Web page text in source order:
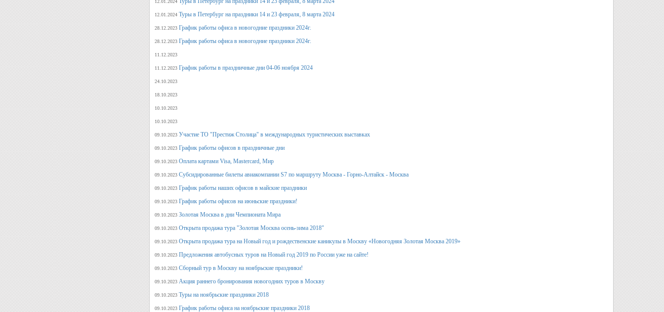
12.01.2024
12.01.2024 Туры в Петербург на праздники 14 и 23 февраля, 8 марта 2024
28.12.2023 График работы офиса в новогодние праздники 2024г.
28.12.2023 График работы офиса в новогодние праздники 2024г.
11.12.2023
11.12.2023 График работы в праздничные дни 04-06 ноября 2024
24.10.2023
18.10.2023
10.10.2023
10.10.2023
09.10.2023 Участие ТО "Престиж Столица" в международных туристических выставках
09.10.2023 График работы офисов в праздничные дни
09.10.2023 Оплата картами Visa, Mastercard, Мир
09.10.2023 Субсидированные билеты авиакомпании S7 по маршруту Москва - Горно-Алтайск - Москва
09.10.2023 График работы наших офисов в майские праздники
09.10.2023 График работы офисов на июньские праздники!
09.10.2023 Золотая Москва в дни Чемпионата Мира
09.10.2023 Открыта продажа тура "Золотая Москва осень-зима 2018"
09.10.2023 Открыта продажа тура на Новый год и рождественские каникулы в Москву «Новогодняя Золотая Москва 2019»
09.10.2023 Предложения автобусных туров на Новый год 2019 по России уже на сайте!
09.10.2023 Сборный тур в Москву на ноябрьские праздники!
09.10.2023 Акция раннего бронирования новогодних туров в Москву
09.10.2023 Туры на ноябрьские праздники 2018
09.10.2023 График работы офиса на ноябрьские праздники 2018